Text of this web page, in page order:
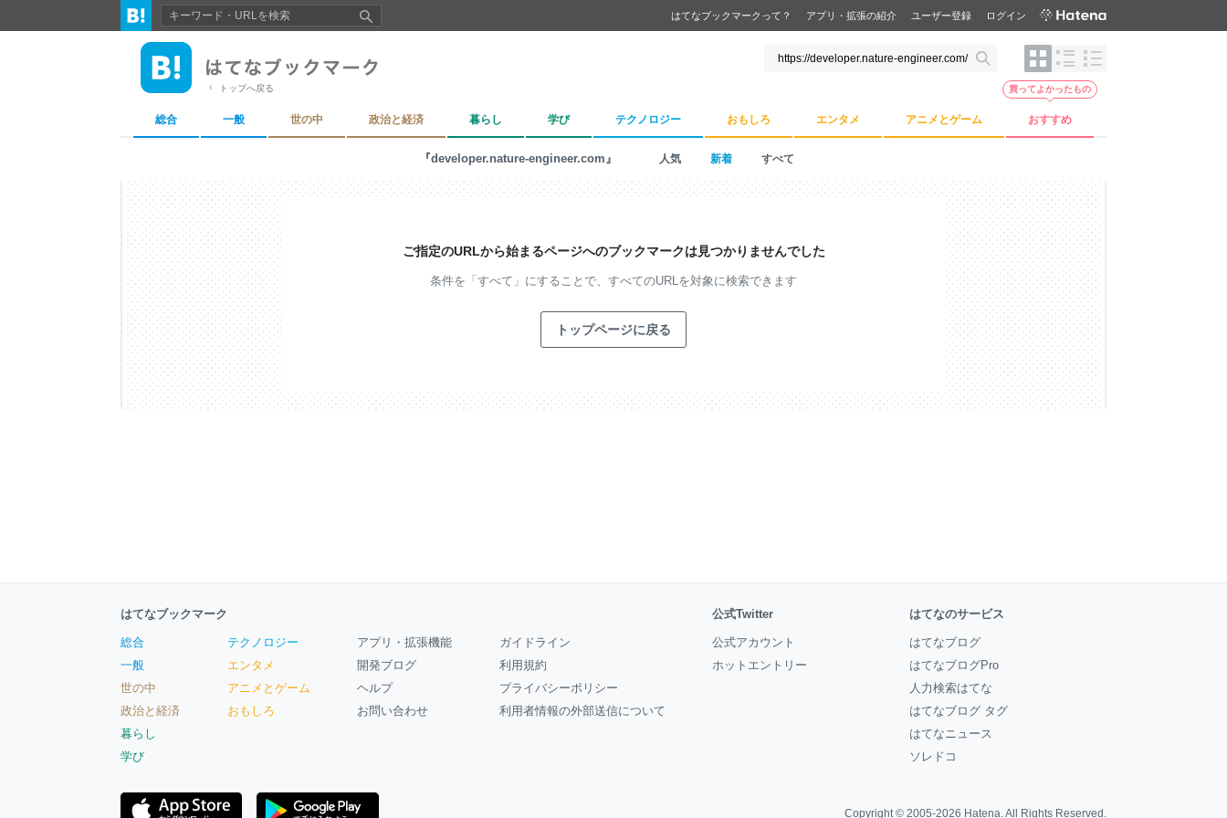
はてなブックマークって？ アプリ・拡張の紹介 ユーザー登録 ログイン
トップへ戻る
総合 一般 世の中 政治と経済 暮らし 学び テクノロジー おもしろ エンタメ アニメとゲーム おすすめ
買ってよかったもの
『developer.nature-engineer.com』 人気 新着 すべて
ご指定のURLから始まるページへのブックマークは見つかりませんでした
条件を「すべて」にすることで、 すべてのURLを対象に検索できます
トップページに戻る
はてなブックマーク
総合
一般
世の中
政治と経済
暮らし
学び
テクノロジー
エンタメ
アニメとゲーム
おもしろ
アプリ・拡張機能
開発ブログ
ヘルプ
お問い合わせ
ガイドライン
利用規約
プライバシーポリシー
利用者情報の外部送信について
公式Twitter
公式アカウント
ホットエントリー
はてなのサービス
はてなブログ
はてなブログPro
人力検索はてな
はてなブログ タグ
はてなニュース
ソレドコ
Copyright © 2005-2026 Hatena. All Rights Reserved.